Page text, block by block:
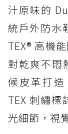
汁原味的
統戶外防水
TEX® 高機
對乾爽不悶
候皮革打造
TEX 刺繡標
光細節，視